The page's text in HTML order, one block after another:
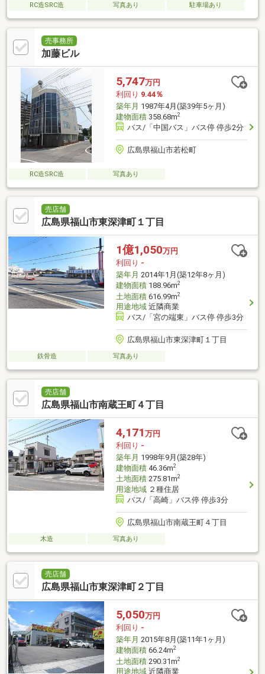
RC造SRC造 写真あり 駐車場あり
売事務所
加藤ビル
5,747万円
利回り 9.44％
築年月 1987年4月(築39年5ヶ月)
建物面積358.68m2
バス/「中国バス」バス停 停歩2分
広島県福山市若松町
RC造SRC造 写真あり
売店舗
広島県福山市東深津町１丁目
1億1,050万円
利回り -
築年月 2014年1月(築12年8ヶ月)
建物面積188.96m2
土地面積616.99m2
用途地域近隣商業
バス/「宮の端東」バス停 停歩3分
広島県福山市東深津町１丁目
鉄骨造 写真あり
売店舗
広島県福山市南蔵王町４丁目
4,171 万円
利回り -
築年月 1998年9月(築28年)
建物面積46.36m2
土地面積275.81m2
用途地域２種住居
バス/「高崎」バス停 停歩3分
広島県福山市南蔵王町４丁目
木造 写真あり
売店舗
広島県福山市東深津町２丁目
5,050万円
利回り -
築年月 2015年8月(築11年1ヶ月)
建物面積66.24m2
土地面積290.31m2
用途地域近隣商業